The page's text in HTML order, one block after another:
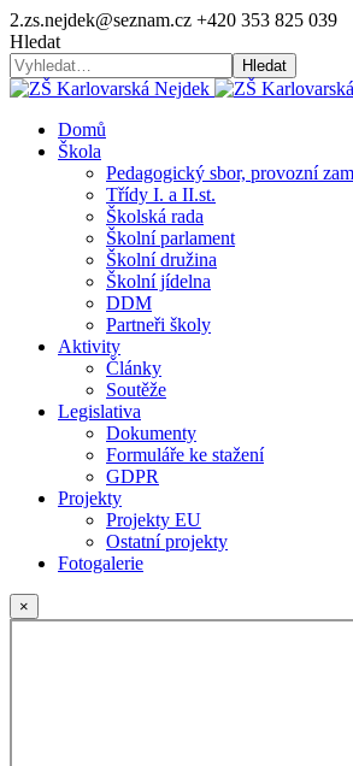
2.zs.nejdek@seznam.cz +420 353 825 039
Hledat
Hledat
Domů
Škola
Pedagogický sbor, provozní
Třídy I. a II.st.
Školská rada
Školní parlament
Školní družina
Školní jídelna
DDM
Partneři školy
Aktivity
Články
Soutěže
Legislativa
Dokumenty
Formuláře ke stažení
GDPR
Projekty
Projekty EU
Ostatní projekty
Fotogalerie
×